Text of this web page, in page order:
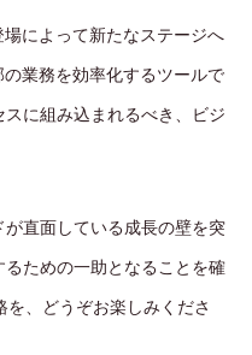
によって新たなステージへ
業務を効率化するツールで
に組み込まれるべき、ビジ
直面している成長の壁を突
ための一助となることを確
、どうぞお楽しみくださ